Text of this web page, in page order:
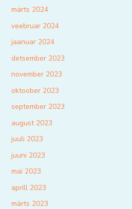
märts 2024
veebruar 2024
jaanuar 2024
detsember 2023
november 2023
oktoober 2023
september 2023
august 2023
juuli 2023
juuni 2023
mai 2023
aprill 2023
märts 2023